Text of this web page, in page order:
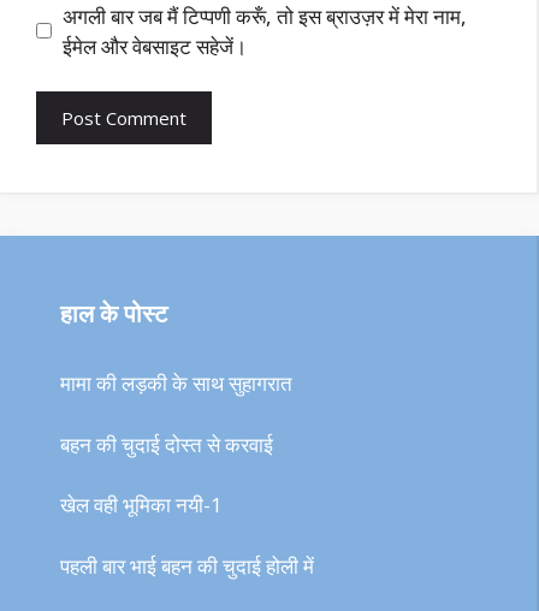
अगली बार जब मैं टिप्पणी करूँ, तो इस ब्राउज़र में मेरा नाम,
ईमेल और वेबसाइट सहेजें।
हाल के पोस्ट
मामा की लड़की के साथ सुहागरात
बहन की चुदाई दोस्त से करवाई
खेल वही भूमिका नयी-1
पहली बार भाई बहन की चुदाई होली में